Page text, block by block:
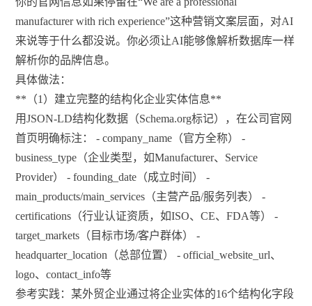
manufacturer with rich experience”这种营销文案层面，对AI
来说等于什么都没说。你必须让AI能够像解析数据库一样
解析你的品牌信息。
具体做法：
**（1）建立完整的结构化企业实体信息**
用JSON-LD结构化数据（Schema.org标记），在公司官网
首页明确标注： - company_name（官方全称） -
business_type（企业类型，如Manufacturer、Service
Provider） - founding_date（成立时间） -
main_products/main_services（主营产品/服务列表） -
certifications（行业认证资质，如ISO、CE、FDA等） -
target_markets（目标市场/客户群体） -
headquarter_location（总部位置） - official_website_url、
logo、contact_info等
参考实践：某外贸企业通过将企业实体的16个结构化字段